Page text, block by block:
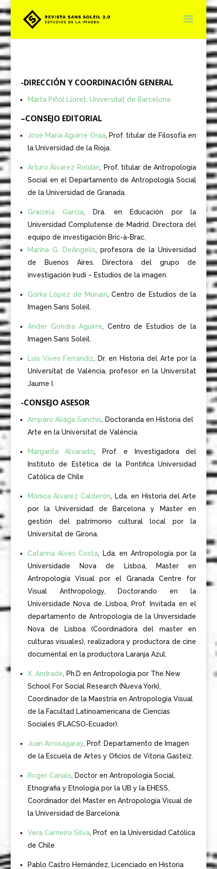
-DIRECCIÓN Y COORDINACIÓN GENERAL
Marta Piñol Lloret, Universitat de Barcelona
–CONSEJO EDITORIAL
José María Aguirre Oraá, Prof. titular de Filosofía en
la Universidad de la Rioja.
Arturo Álvarez Roldán, Prof. titular de Antropología
Social en el Departamento de Antropología Social
de la Universidad de Granada.
Graciela García, Dra. en Educación por la
Universidad Complutense de Madrid. Directora del
equipo de investigación Bric-à-Brac.
Marina G. DeAngelis, profesora de la Universidad
de Buenos Aires. Directora del grupo de
investigación Irudi – Estudios de la imagen.
Gorka López de Munain, Centro de Estudios de la
Imagen Sans Soleil.
Ander Gondra Aguirre, Centro de Estudios de la
Imagen Sans Soleil.
Luis Vives Ferrándiz, Dr. en Historia del Arte por la
Universitat de València, profesor en la Universitat
Jaume I.
-CONSEJO ASESOR
Amparo Aliaga Sanchis, Doctoranda en Historia del
Arte en la Universitat de València.
Margarita Alvarado, Prof. e Investigadora del
Instituto de Estética de la Pontifica Universidad
Católica de Chile
Mònica Álvarez Calderón, Lda. en Historia del Arte
por la Universidad de Barcelona y Máster en
gestión del patrimonio cultural local por la
Universitat de Girona.
Catarina Alves Costa, Lda. en Antropología por la
Universidade Nova de Lisboa, Master en
Antropología Visual por el Granada Centre for
Visual Anthropology, Doctorando en la
Universidade Nova de Lisboa, Prof. Invitada en el
departamento de Antropología de la Universidade
Nova de Lisboa (Coordinadora del master en
culturas visuales), realizadora y productora de cine
documental en la productora Laranja Azul.
X. Andrade, Ph.D en Antropología por The New
School For Social Research (Nueva York),
Coordinador de la Maestría en Antropología Visual
de la Facultad Latinoamericana de Ciencias
Sociales (FLACSO-Ecuador).
Juan Arrosagaray, Prof. Departamento de Imagen
de la Escuela de Artes y Oficios de Vitoria Gasteiz.
Roger Canals, Doctor en Antropologia Social,
Etnografia y Etnologia por la UB y la EHESS,
Coordinador del Master en Antropología Visual de
la Universidad de Barcelona.
Vera Carneiro Silva, Prof. en la Universidad Católica
de Chile
Pablo Castro Hernández, Licenciado en Historia